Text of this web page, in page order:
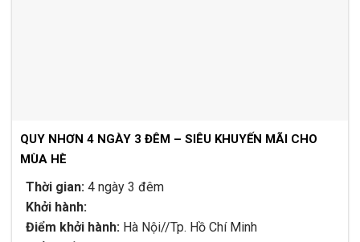
QUY NHƠN 4 NGÀY 3 ĐÊM – SIÊU KHUYẾN MÃI CHO
MÙA HÈ
Thời gian: 4 ngày 3 đêm
Khởi hành:
Điểm khởi hành: Hà Nội//Tp. Hồ Chí Minh